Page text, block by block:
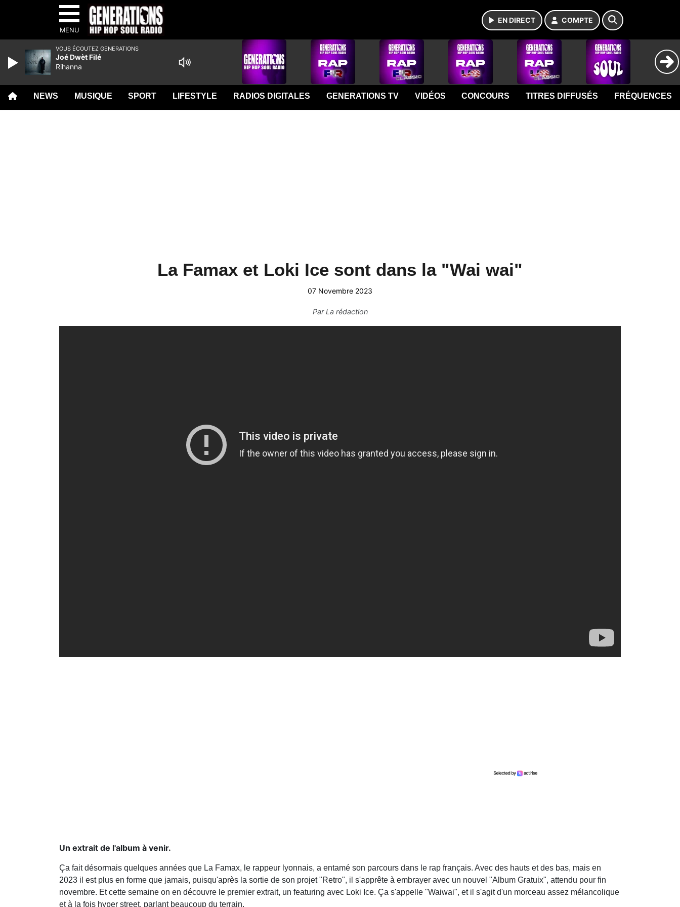
MENU
EN DIRECT COMPTE
NEWS MUSIQUE SPORT LIFESTYLE RADIOS DIGITALES GENERATIONS TV VIDÉOS CONCOURS TITRES DIFFUSÉS FRÉQUENCES
La Famax et Loki Ice sont dans la "Wai wai"
07 Novembre 2023
ParLa rédaction
Un extrait de l'album à venir.
Ça fait désormais quelques années que La Famax, le rappeur lyonnais, a entamé son parcours dans le rap français. Avec des hauts et des bas, mais en
2023 il est plus en forme que jamais, puisqu'après la sortie de son projet "Retro", il s'apprête à embrayer avec un nouvel "Album Gratuix", attendu pour fin
novembre. Et cette semaine on en découvre le premier extrait, un featuring avec Loki Ice. Ça s'appelle "Waiwai", et il s'agit d'un morceau assez mélancolique
et à la fois hyper street, parlant beaucoup du terrain.
VOUS ÉCOUTEZ GENERATIONS
Joé Dwèt Filé
Rihanna